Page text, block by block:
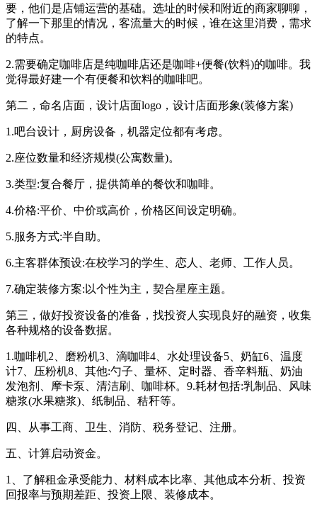
要，他们是店铺运营的基础。选址的时候和附近的商家聊聊，
了解一下那里的情况，客流量大的时候，谁在这里消费，需求
的特点。
2.需要确定咖啡店是纯咖啡店还是咖啡+便餐(饮料)的咖啡。我
觉得最好建一个有便餐和饮料的咖啡吧。
第二，命名店面，设计店面logo，设计店面形象(装修方案)
1.吧台设计，厨房设备，机器定位都有考虑。
2.座位数量和经济规模(公寓数量)。
3.类型:复合餐厅，提供简单的餐饮和咖啡。
4.价格:平价、中价或高价，价格区间设定明确。
5.服务方式:半自助。
6.主客群体预设:在校学习的学生、恋人、老师、工作人员。
7.确定装修方案:以个性为主，契合星座主题。
第三，做好投资设备的准备，找投资人实现良好的融资，收集
各种规格的设备数据。
1.咖啡机2、磨粉机3、滴咖啡4、水处理设备5、奶缸6、温度
计7、压粉机8、其他:勺子、量杯、定时器、香辛料瓶、奶油
发泡剂、摩卡泵、清洁刷、咖啡杯。9.耗材包括:乳制品、风味
糖浆(水果糖浆)、纸制品、秸秆等。
四、从事工商、卫生、消防、税务登记、注册。
五、计算启动资金。
1、了解租金承受能力、材料成本比率、其他成本分析、投资
回报率与预期差距、投资上限、装修成本。